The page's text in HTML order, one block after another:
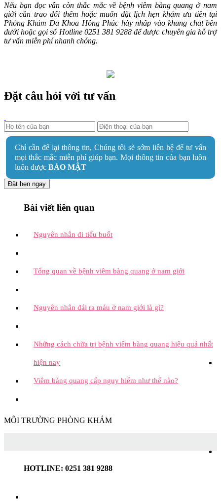
Nếu bạn đọc vẫn còn thắc mắc về bệnh viêm bàng quang ở nam
giới cần trao đổi thêm hoặc muốn đặt lịch hẹn khám ưu tiên tại
Phòng Khám Đa Khoa Hồng Phúc hãy nhấp vào khung chat bên
dưới hoặc gọi số Hotline 0251 381 9288 để được chuyên gia hỗ trợ
tư vấn miễn phí nhanh chóng.
Đặt câu hỏi với tư vấn
Chỉ cần để lại thông tin, Chúng tôi sẽ sớm liên hệ để tư vấn
mọi thắc mắc miễn phí giúp bạn. Mọi thông tin của bạn luôn
luôn được BẢO MẬT
Đặt hẹn ngay
Bài viết liên quan
Nguyên nhân đi tiểu buốt
Tổng quan về bệnh viêm bàng quang ở nam giới
Nguyên nhân đái ra máu ở nam giới là gì?
Những cách chữa trị bệnh viêm bàng quang hiệu quả nhất
hiện nay
Viêm bàng quang cấp nguy hiểm như thế nào?
MÔI TRƯỜNG PHÒNG KHÁM
HOTLINE: 0251 381 9288